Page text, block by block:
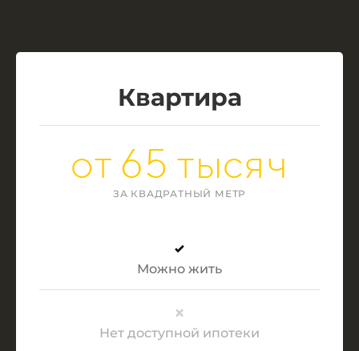
Квартира
от 65 тысяч
ЗА КВАДРАТНЫЙ МЕТР
Можно жить
Нет доступной ипотеки